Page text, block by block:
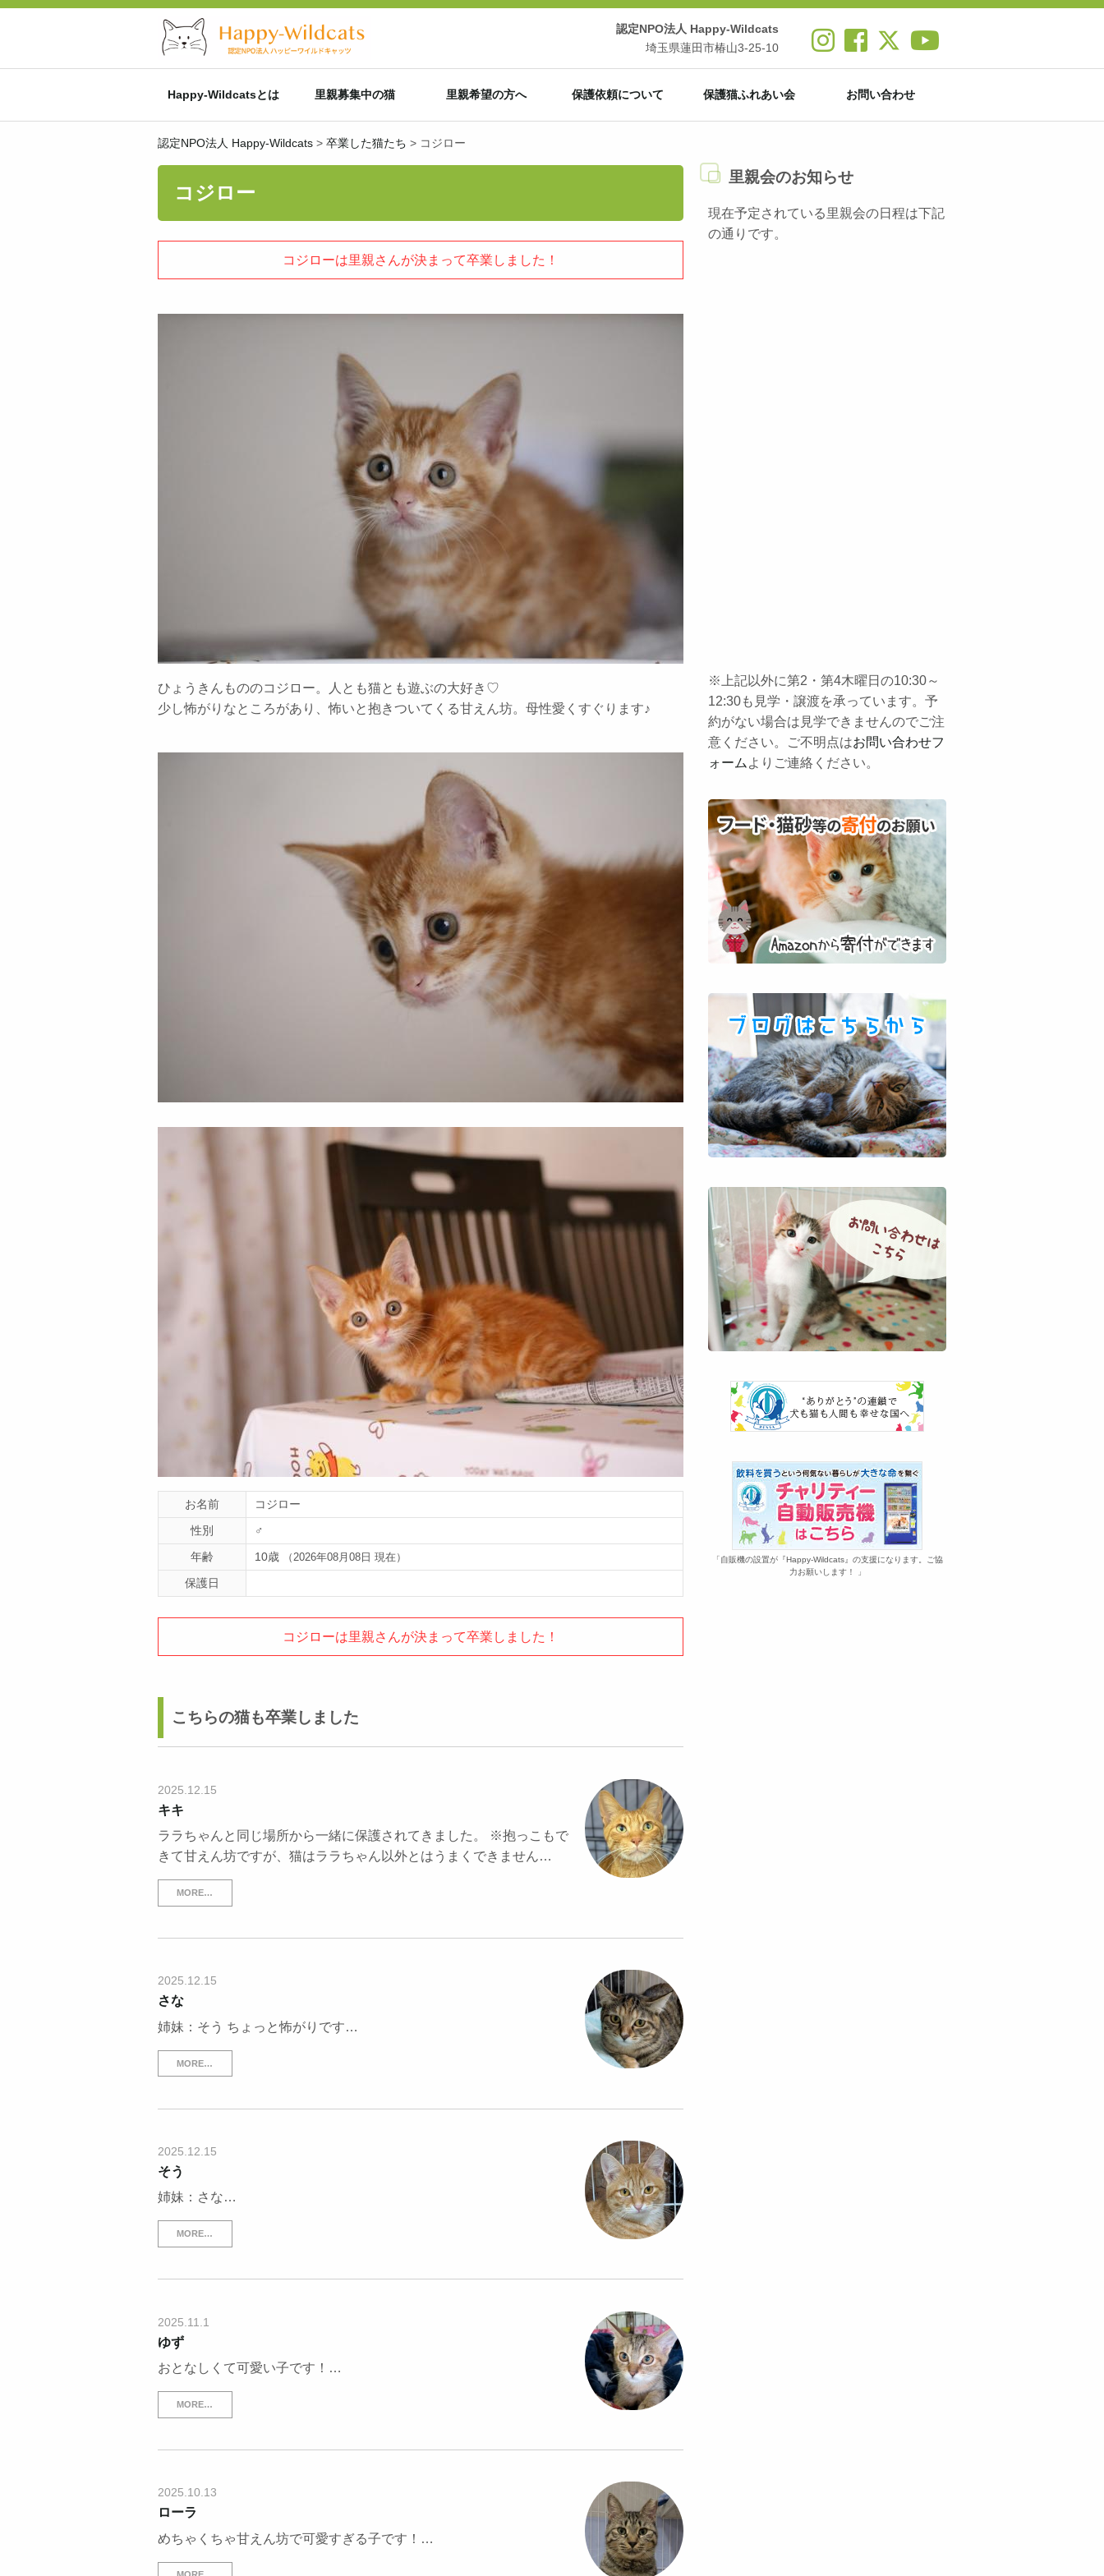
認定NPO法人 Happy-Wildcats
埼玉県蓮田市椿山3-25-10
Happy-Wildcatsとは 里親募集中の猫 里親希望の方へ 保護依頼について 保護猫ふれあい会 お問い合わせ
認定NPO法人 Happy-Wildcats > 卒業した猫たち > コジロー
コジロー
コジローは里親さんが決まって卒業しました！
ひょうきんもののコジロー。人とも猫とも遊ぶの大好き♡
少し怖がりなところがあり、怖いと抱きついてくる甘えん坊。母性愛くすぐります♪
お名前
コジロー
性別
♂
年齢
10歳 （2026年08月08日 現在）
保護日
コジローは里親さんが決まって卒業しました！
こちらの猫も卒業しました
2025.12.15
キキ
ララちゃんと同じ場所から一緒に保護されてきました。 ※抱っこもで
きて甘えん坊ですが、猫はララちゃん以外とはうまくできません…
MORE…
2025.12.15
さな
姉妹：そう ちょっと怖がりです…
MORE…
2025.12.15
そう
姉妹：さな…
MORE…
2025.11.1
ゆず
おとなしくて可愛い子です！…
MORE…
2025.10.13
ローラ
めちゃくちゃ甘えん坊で可愛すぎる子です！…
里親会のお知らせ
現在予定されている里親会の日程は下記
の通りです。
※上記以外に第2・第4木曜日の10:30～
12:30も見学・譲渡を承っています。予
約がない場合は見学できませんのでご注
意ください。ご不明点はお問い合わせフ
ォーム よりご連絡ください。
「自販機の設置が『Happy-Wildcats』の支援になります。ご協
力お願いします！ 」